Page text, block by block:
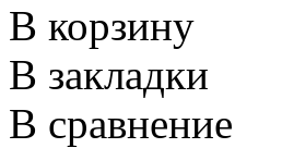
В корзину
В закладки
В сравнение